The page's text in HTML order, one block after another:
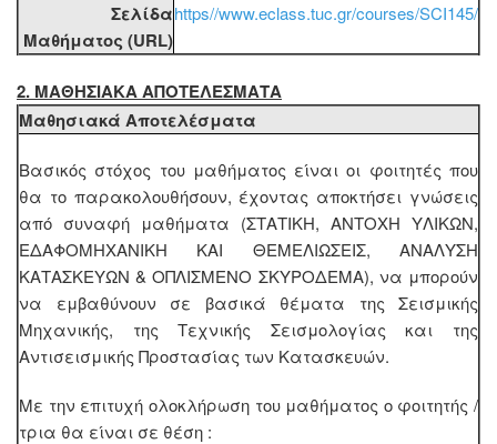
Σελίδα
Μαθήματος (URL)
https//www.eclass.tuc.gr/courses/SCI145/
2. MΑΘΗΣΙΑΚΑ ΑΠΟΤΕΛΕΣΜΑΤΑ
Μαθησιακά Αποτελέσματα
Βασικός στόχος του μαθήματος είναι οι φοιτητές που
θα το παρακολουθήσουν, έχοντας αποκτήσει γνώσεις
από συναφή μαθήματα (ΣΤΑΤΙΚΗ, ΑΝΤΟΧΗ ΥΛΙΚΩΝ,
ΕΔΑΦΟΜΗΧΑΝΙΚΗ ΚΑΙ ΘΕΜΕΛΙΩΣΕΙΣ, ΑΝΑΛΥΣΗ
ΚΑΤΑΣΚΕΥΩΝ & ΟΠΛΙΣΜΕΝΟ ΣΚΥΡΟΔΕΜΑ), να μπορούν
να εμβαθύνουν σε βασικά θέματα της Σεισμικής
Μηχανικής, της Τεχνικής Σεισμολογίας και της
Αντισεισμικής Προστασίας των Κατασκευών.
Με την επιτυχή ολοκλήρωση του μαθήματος ο φοιτητής /
τρια θα είναι σε θέση :